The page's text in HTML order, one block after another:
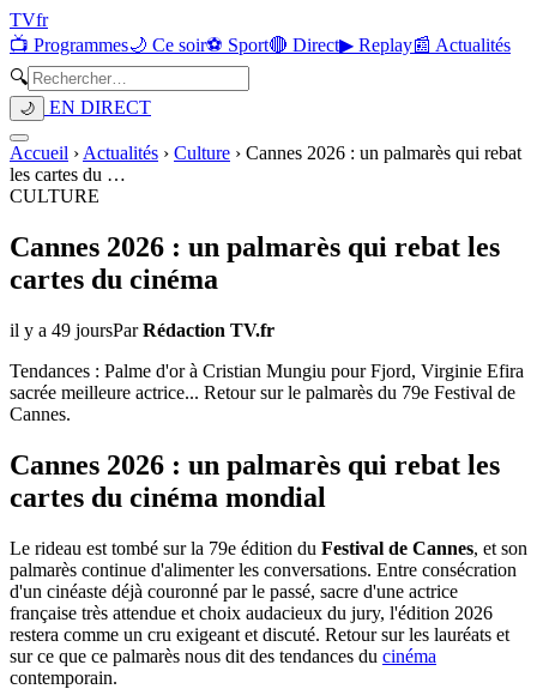
TVfr
📺 Programmes🌙 Ce soir⚽ Sport🔴 Direct▶ Replay📰 Actualités
🔍
🌙 EN DIRECT
Accueil › Actualités › Culture › Cannes 2026 : un palmarès qui rebat
les cartes du …
CULTURE
Cannes 2026 : un palmarès qui rebat les
cartes du cinéma
il y a 49 joursParRédaction TV.fr
Tendances : Palme d'or à Cristian Mungiu pour Fjord, Virginie Efira
sacrée meilleure actrice... Retour sur le palmarès du 79e Festival de
Cannes.
Cannes 2026 : un palmarès qui rebat les
cartes du cinéma mondial
Le rideau est tombé sur la 79e édition du Festival de Cannes, et son
palmarès continue d'alimenter les conversations. Entre consécration
d'un cinéaste déjà couronné par le passé, sacre d'une actrice
française très attendue et choix audacieux du jury, l'édition 2026
restera comme un cru exigeant et discuté. Retour sur les lauréats et
sur ce que ce palmarès nous dit des tendances du cinéma
contemporain.